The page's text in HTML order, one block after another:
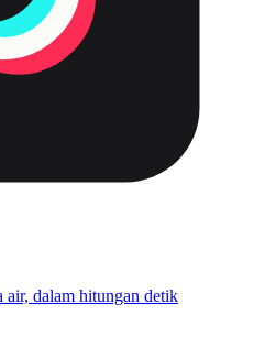
air, dalam hitungan detik